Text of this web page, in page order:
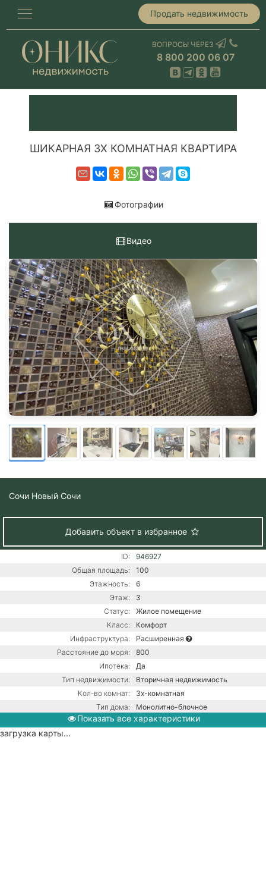
Продать недвижимость
ВОПРОСЫ ЧЕРЕЗ
8 800 200 06 07
ШИКАРНАЯ 3Х КОМНАТНАЯ КВАРТИРА
Фотографии
Видео
Сочи Новый Сочи
Добавить объект в избранное
ID:
946927
Общая площадь:
100
Этажность:
6
Этаж:
3
Статус:
Жилое помещение
Класс:
Комфорт
Инфраструктура:
Расширенная
Расстояние до моря:
800
Ипотека:
Да
Тип недвижимости:
Вторичная недвижимость
Кол-во комнат:
3х-комнатная
Тип дома:
Монолитно-блочное
Ремонт:
С ремонтом
Показать все характеристики
загрузка карты...